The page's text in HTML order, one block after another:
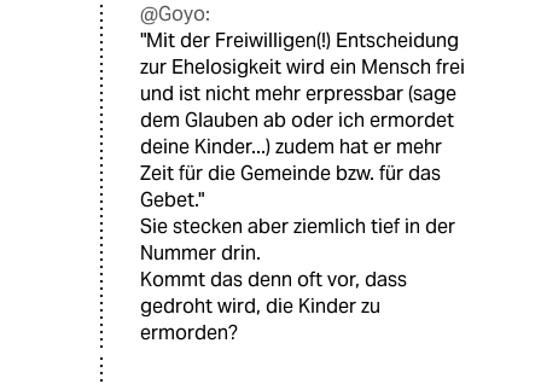
@Goyo:
"Mit der Freiwilligen(!) Entscheidung
zur Ehelosigkeit wird ein Mensch frei
und ist nicht mehr erpressbar (sage
dem Glauben ab oder ich ermordet
deine Kinder...) zudem hat er mehr
Zeit für die Gemeinde bzw. für das
Gebet."
Sie stecken aber ziemlich tief in der
Nummer drin.
Kommt das denn oft vor, dass
gedroht wird, die Kinder zu
ermorden?